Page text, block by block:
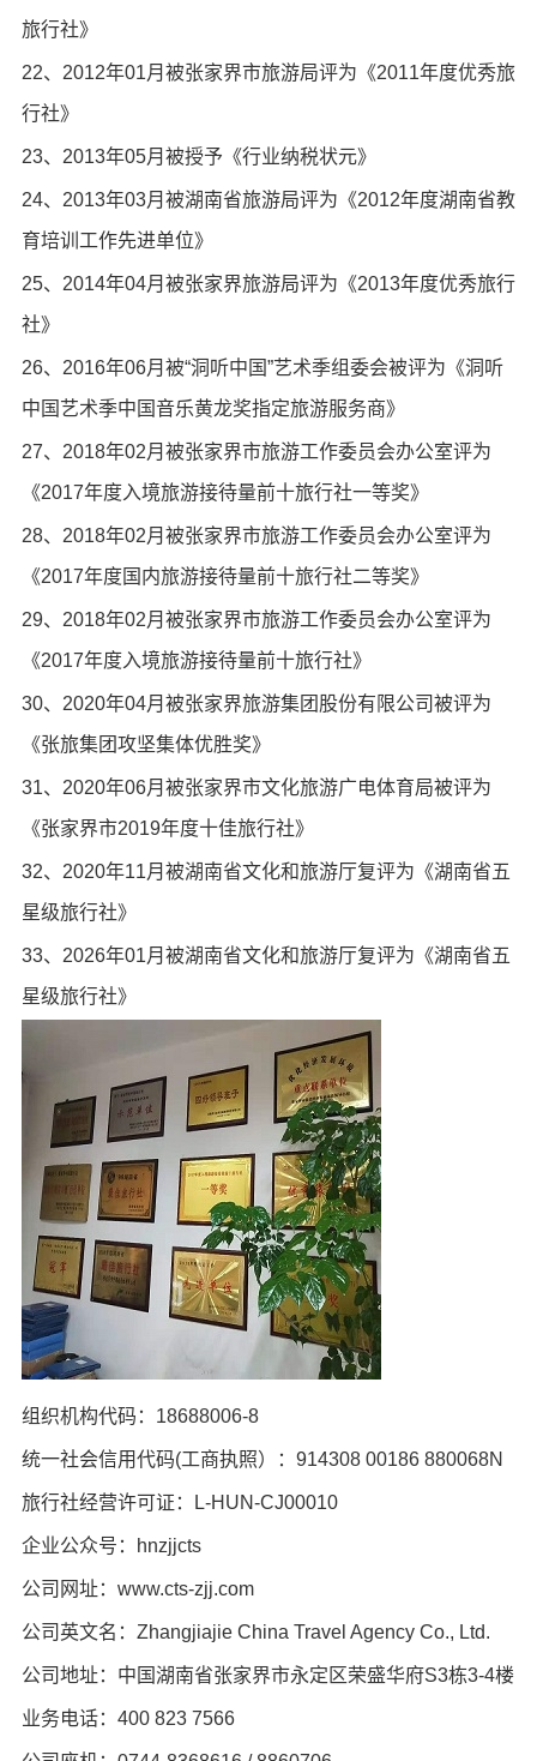
旅行社》
22、2012年01月被张家界市旅游局评为《2011年度优秀旅
行社》
23、2013年05月被授予《行业纳税状元》
24、2013年03月被湖南省旅游局评为《2012年度湖南省教
育培训工作先进单位》
25、2014年04月被张家界旅游局评为《2013年度优秀旅行
社》
26、2016年06月被“洞听中国”艺术季组委会被评为《洞听
中国艺术季中国音乐黄龙奖指定旅游服务商》
27、2018年02月被张家界市旅游工作委员会办公室评为
《2017年度入境旅游接待量前十旅行社一等奖》
28、2018年02月被张家界市旅游工作委员会办公室评为
《2017年度国内旅游接待量前十旅行社二等奖》
29、2018年02月被张家界市旅游工作委员会办公室评为
《2017年度入境旅游接待量前十旅行社》
30、2020年04月被张家界旅游集团股份有限公司被评为
《张旅集团攻坚集体优胜奖》
31、2020年06月被张家界市文化旅游广电体育局被评为
《张家界市2019年度十佳旅行社》
32、2020年11月被湖南省文化和旅游厅复评为《湖南省五
星级旅行社》
33、2026年01月被湖南省文化和旅游厅复评为《湖南省五
星级旅行社》
组织机构代码：18688006-8
统一社会信用代码(工商执照）：914308 00186 880068N
旅行社经营许可证：L-HUN-CJ00010
企业公众号：hnzjjcts
公司网址：www.cts-zjj.com
公司英文名：Zhangjiajie China Travel Agency Co., Ltd.
公司地址：中国湖南省张家界市永定区荣盛华府S3栋3-4楼
业务电话：400 823 7566